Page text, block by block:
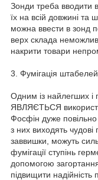
Зонди треба вводити
їх на всій довжині та
можна ввести в зонд
верх склада
накрити товари
3. Фумігація штабелей.
Одним із найлегших і
ЯВЛЯЄТЬСЯ
Фосфін дуже повільно
з них виходять чудові
заввишки, можуть
фумігації ступінь
допомогою
підвищити надійність